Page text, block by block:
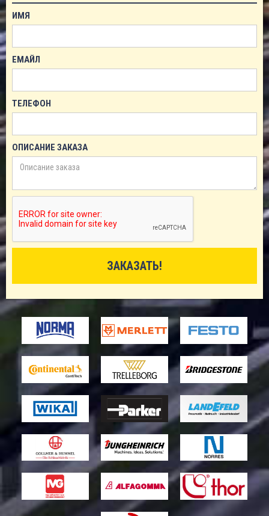
ИМЯ
ЕМАЙЛ
ТЕЛЕФОН
ОПИСАНИЕ ЗАКАЗА